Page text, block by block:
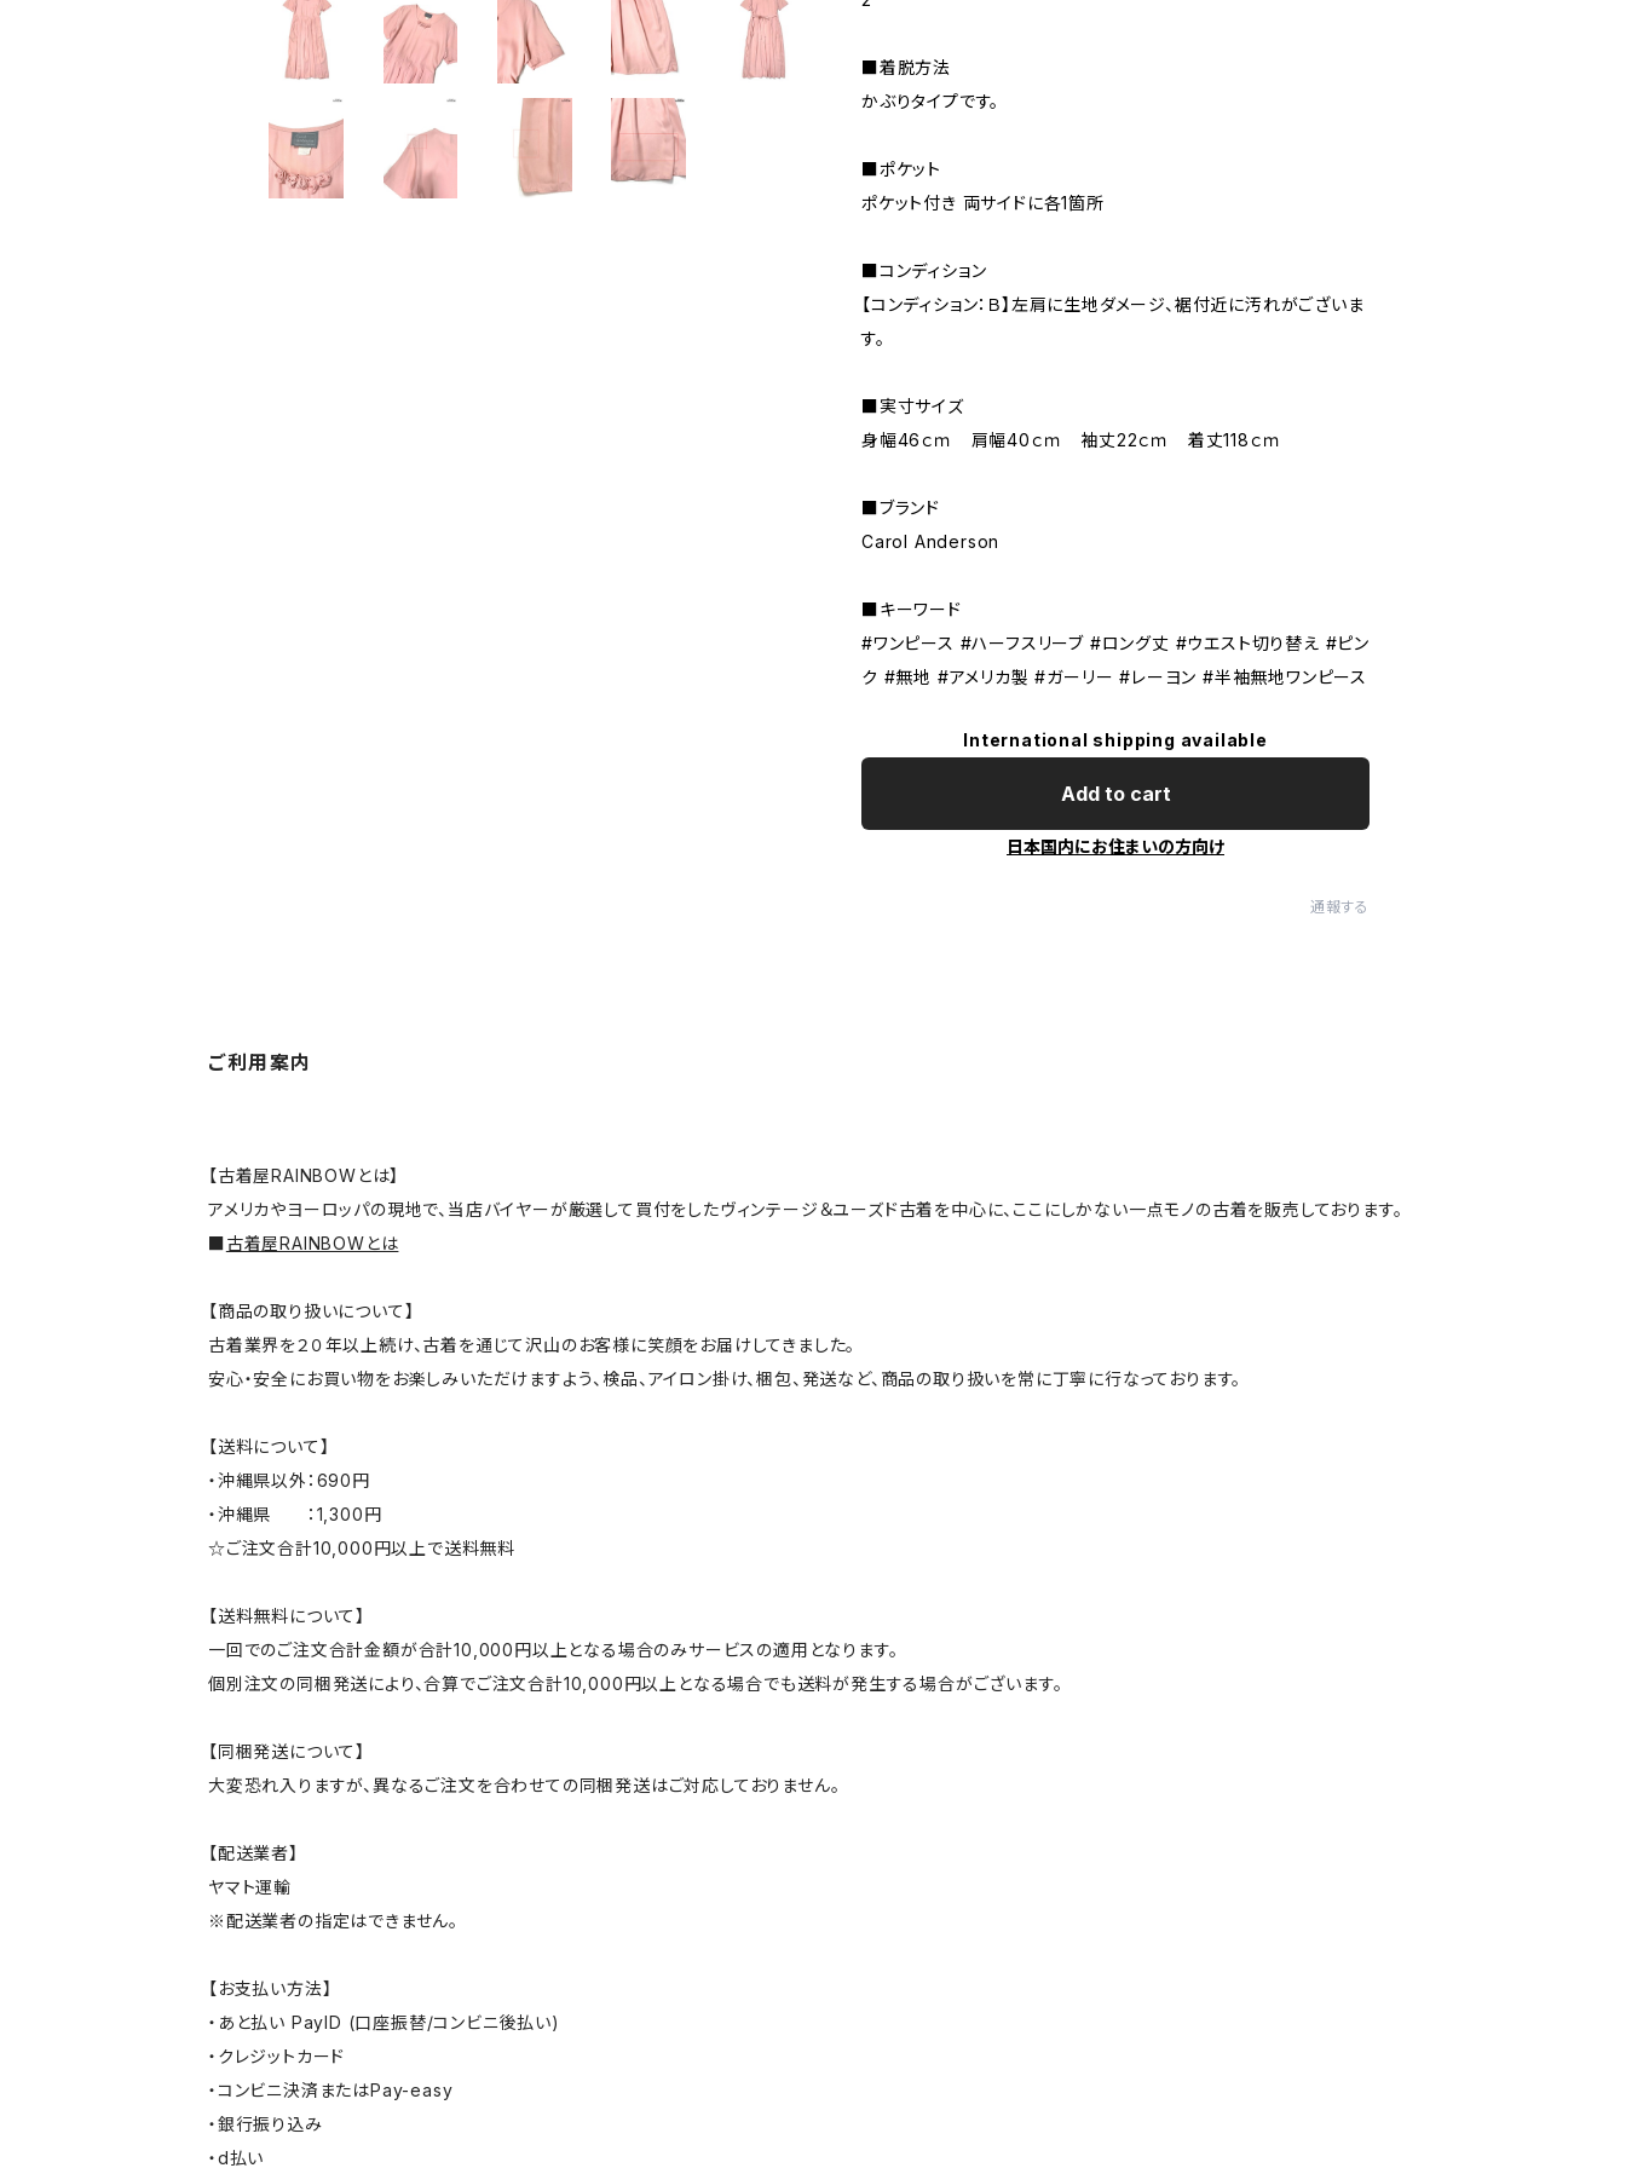
■着脱方法
かぶりタイプです。
■ポケット
ポケット付き 両サイドに各1箇所
■コンディション
【コンディション：Ｂ】左肩に生地ダメージ、裾付近に汚れがございま
す。
■実寸サイズ
身幅46ｃｍ 肩幅40ｃｍ 袖丈22ｃｍ 着丈118ｃｍ
■ブランド
Carol Anderson
■キーワード
#ワンピース #ハーフスリーブ #ロング丈 #ウエスト切り替え #ピン
ク #無地 #アメリカ製 #ガーリー #レーヨン #半袖無地ワンピース
International shipping available
Add to cart
日本国内にお住まいの方向け
通報する
ご利用案内
【古着屋RAINBOWとは】
アメリカやヨーロッパの現地で、当店バイヤーが厳選して買付をしたヴィンテージ＆ユーズド古着を中心に、ここにしかない一点モノの古着を販売しております。
■古着屋RAINBOWとは
【商品の取り扱いについて】
古着業界を２０年以上続け、古着を通じて沢山のお客様に笑顔をお届けしてきました。
安心・安全にお買い物をお楽しみいただけますよう、検品、アイロン掛け、梱包、発送など、商品の取り扱いを常に丁寧に行なっております。
【送料について】
・沖縄県以外：690円
・沖縄県 ：1,300円
☆ご注文合計10,000円以上で送料無料
【送料無料について】
一回でのご注文合計金額が合計10,000円以上となる場合のみサービスの適用となります。
個別注文の同梱発送により、合算でご注文合計10,000円以上となる場合でも送料が発生する場合がございます。
【同梱発送について】
大変恐れ入りますが、異なるご注文を合わせての同梱発送はご対応しておりません。
【配送業者】
ヤマト運輸
※配送業者の指定はできません。
【お支払い方法】
・あと払い PayID (口座振替/コンビニ後払い)
・クレジットカード
・コンビニ決済またはPay-easy
・銀行振り込み
・d払い